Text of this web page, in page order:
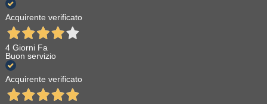
Acquirente verificato
4 Giorni Fa
Buon servizio
Acquirente verificato